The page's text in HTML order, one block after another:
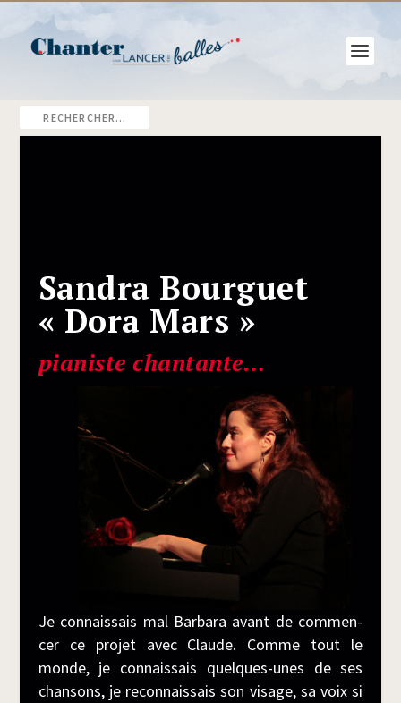
Sandra Bourguet
« Dora Mars »
pianiste chantante…
Je connais­sais mal Bar­ba­ra avant de com­men­
cer ce pro­jet avec Claude. Comme tout le
monde, je connais­sais quelques-unes de ses
chan­sons, je recon­nais­sais son visage, sa voix si